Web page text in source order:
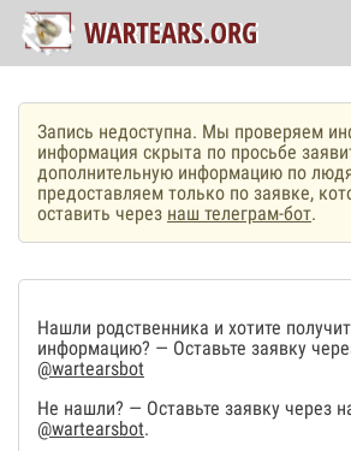
Запись недоступна. Мы проверяем
информация скрыта по просьбе
дополнительную информацию по
предоставляем только по заявке,
оставить через наш телеграм-бот.
Нашли родственника и хотите
информацию? — Оставьте заявку
@wartearsbot
Не нашли? — Оставьте заявку через
@wartearsbot.